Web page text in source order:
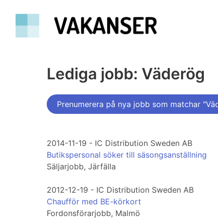
Lediga jobb: Väderög
Prenumerera på nya jobb som matchar
2014-11-19 - IC Distribution Sweden AB
Butikspersonal söker till säsongsanställning
Säljarjobb, Järfälla
2012-12-19 - IC Distribution Sweden AB
Chaufför med BE-körkort
Fordonsförarjobb, Malmö